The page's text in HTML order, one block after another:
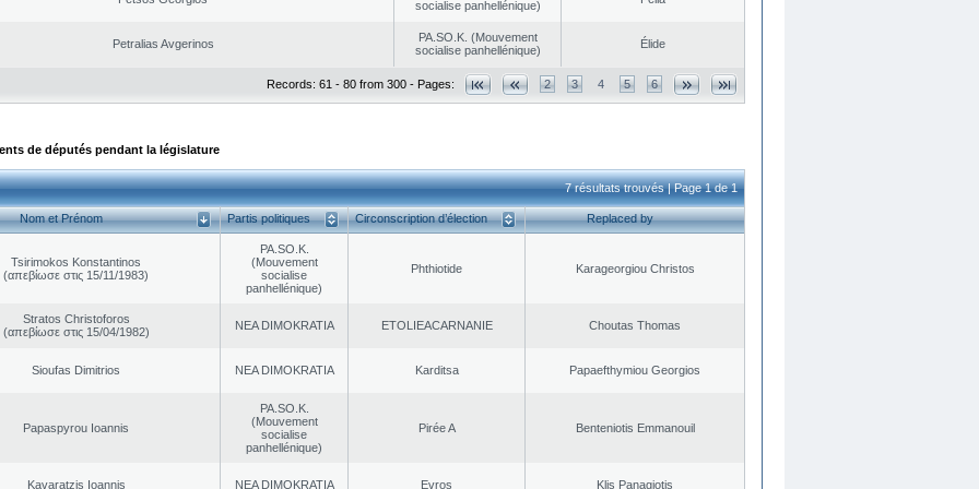
socialise panhellénique)
Petralias Avgerinos
PA.SO.K. (Mouvement
socialise panhellénique)
Élide
Records: 61 - 80 from 300 - Pages: 2 3 4 5 6
de députés pendant la législature
7 résultats trouvés | Page 1 de 1
Nom et Prénom Partis politiques Circonscription d’élection Replaced by
Tsirimokos Konstantinos
(απεβίωσε στις 15/11/1983)
PA.SO.K.
(Mouvement
socialise
panhellénique)
Phthiotide Karageorgiou Christos
Stratos Christoforos
(απεβίωσε στις 15/04/1982)
NEA DΙMOKRATIA EΤOLIEACARNANIE Choutas Thomas
Sioufas Dimitrios NEA DΙMOKRATIA Karditsa Papaefthymiou Georgios
Papaspyrou Ioannis
PA.SO.K.
(Mouvement
socialise
panhellénique)
Pirée A Benteniotis Emmanouil
Kavaratzis Ioannis NEA DΙMOKRATIA Evros Klis Panagiotis